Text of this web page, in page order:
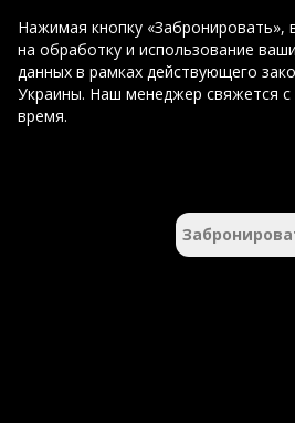
Нажимая кнопку «Забронировать»,
на обработку и использование
данных в рамках действующего
Украины. Наш менеджер свяжется
время.